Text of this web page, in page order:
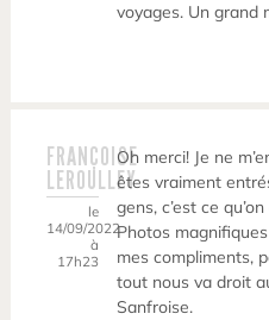
voyages. Un grand
FRANÇOISE
LEROULLEY
le
14/09/2022
à
17h23
Oh merci! Je ne
êtes vraiment
gens, c’est ce
Photos
mes compliments,
tout nous va droit
Sanfroise.